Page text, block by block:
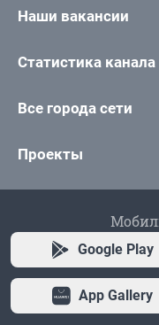
Наши вакансии
Статистика канала
Все города сети
Проекты
Google Play
App Gallery